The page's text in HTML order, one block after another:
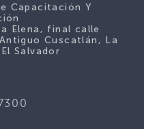
Capacitación Y
Elena, final calle
Cuscatlán, La
Salvador